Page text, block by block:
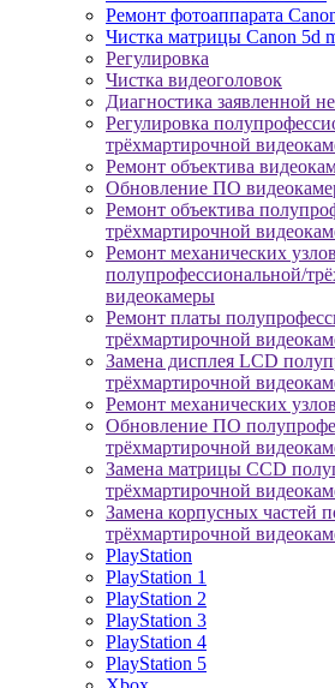
Ремонт фотоаппарата
Чистка матрицы Canon 5d
Регулировка
Чистка видеоголовок
Диагностика заявленной
Регулировка
трёхмартирочной
Ремонт объектива
Обновление ПО
Ремонт объектива
трёхмартирочной
Ремонт механических узлов
полупрофессиональной/
видеокамеры
Ремонт платы
трёхмартирочной
Замена дисплея LCD
трёхмартирочной
Ремонт механических
Обновление ПО
трёхмартирочной
Замена матрицы CCD
трёхмартирочной
Замена корпусных частей
трёхмартирочной
PlayStation
PlayStation 1
PlayStation 2
PlayStation 3
PlayStation 4
PlayStation 5